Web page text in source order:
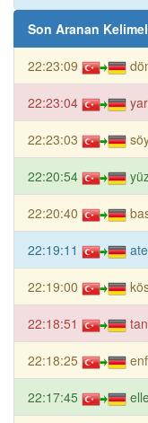
Son Aranan
22:23:09
22:23:04
22:23:03
22:20:54
22:20:40
22:19:11
22:19:00
22:18:51
22:18:25
22:17:45